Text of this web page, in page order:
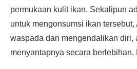
permukaan kulit ikan. Sekalipun
untuk mengonsumsi ikan
waspada dan mengendalikan diri,
menyantapnya secara berlebihan.